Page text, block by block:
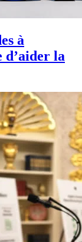
à
d’aider la